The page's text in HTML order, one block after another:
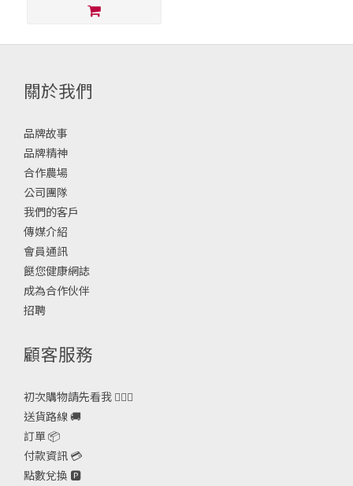
關於我們
品牌故事
品牌精神
合作農場
公司團隊
我們的客戶
傳媒介紹
會員通訊
餸您健康網誌
成為合作伙伴
招聘
顧客服務
初次購物請先看我 🙋🏻‍♀️
送貨路線 🚚
訂單 📦
付款資訊 💳
點數兌換 🅿️